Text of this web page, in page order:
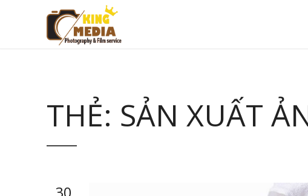
THẺ: SẢN XUẤT